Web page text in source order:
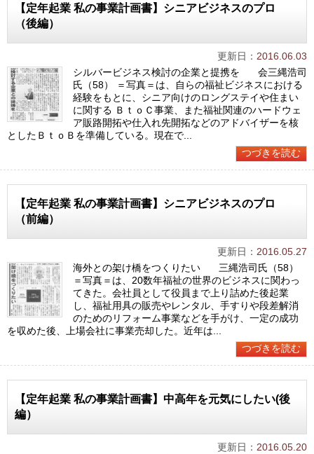
【定年起業 私の事業計画書】シニアビジネスのプロ
（後編）
更新日： 2016.06.03
シルバービジネス検討の企業と提携を 会三縄浩司
氏（58） ＝写真＝は、自らの福祉ビジネスにおける
経験をもとに、シニア向けのロングステイや住まい
に関する ＢｔｏＣ事業、また福祉関連のハードウェ
ア販路開拓や仕入れ先開拓などのアドバイザーを核
としたＢｔｏＢを準備している。現在で...
つづきを読む
【定年起業 私の事業計画書】シニアビジネスのプロ
（前編）
更新日： 2016.05.27
海外との架け橋をつくりたい 三縄浩司氏（58）
＝写真＝は、20数年福祉の世界のビジネスに関わっ
てきた。会社員として役員まで上り詰めた後起業
し、福祉用具の販売やレンタル、手すりや段差解消
のためのリフォーム事業などを手がけ、一定の成功
を収めた後、上場会社に事業売却した。近年は...
つづきを読む
【定年起業 私の事業計画書】中高年を元気にしたい(後
編）
更新日： 2016.05.20